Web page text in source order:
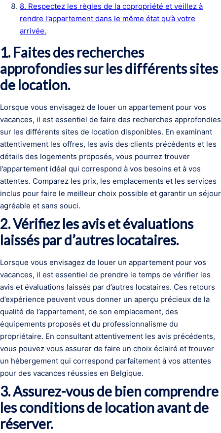
8. Respectez les règles de la copropriété et veillez à
rendre l’appartement dans le même état qu’à votre
arrivée.
1. Faites des recherches
approfondies sur les différents sites
de location.
Lorsque vous envisagez de louer un appartement pour vos
vacances, il est essentiel de faire des recherches approfondies
sur les différents sites de location disponibles. En examinant
attentivement les offres, les avis des clients précédents et les
détails des logements proposés, vous pourrez trouver
l’appartement idéal qui correspond à vos besoins et à vos
attentes. Comparez les prix, les emplacements et les services
inclus pour faire le meilleur choix possible et garantir un séjour
agréable et sans souci.
2. Vérifiez les avis et évaluations
laissés par d’autres locataires.
Lorsque vous envisagez de louer un appartement pour vos
vacances, il est essentiel de prendre le temps de vérifier les
avis et évaluations laissés par d’autres locataires. Ces retours
d’expérience peuvent vous donner un aperçu précieux de la
qualité de l’appartement, de son emplacement, des
équipements proposés et du professionnalisme du
propriétaire. En consultant attentivement les avis précédents,
vous pouvez vous assurer de faire un choix éclairé et trouver
un hébergement qui correspond parfaitement à vos attentes
pour des vacances réussies en Belgique.
3. Assurez-vous de bien comprendre
les conditions de location avant de
réserver.